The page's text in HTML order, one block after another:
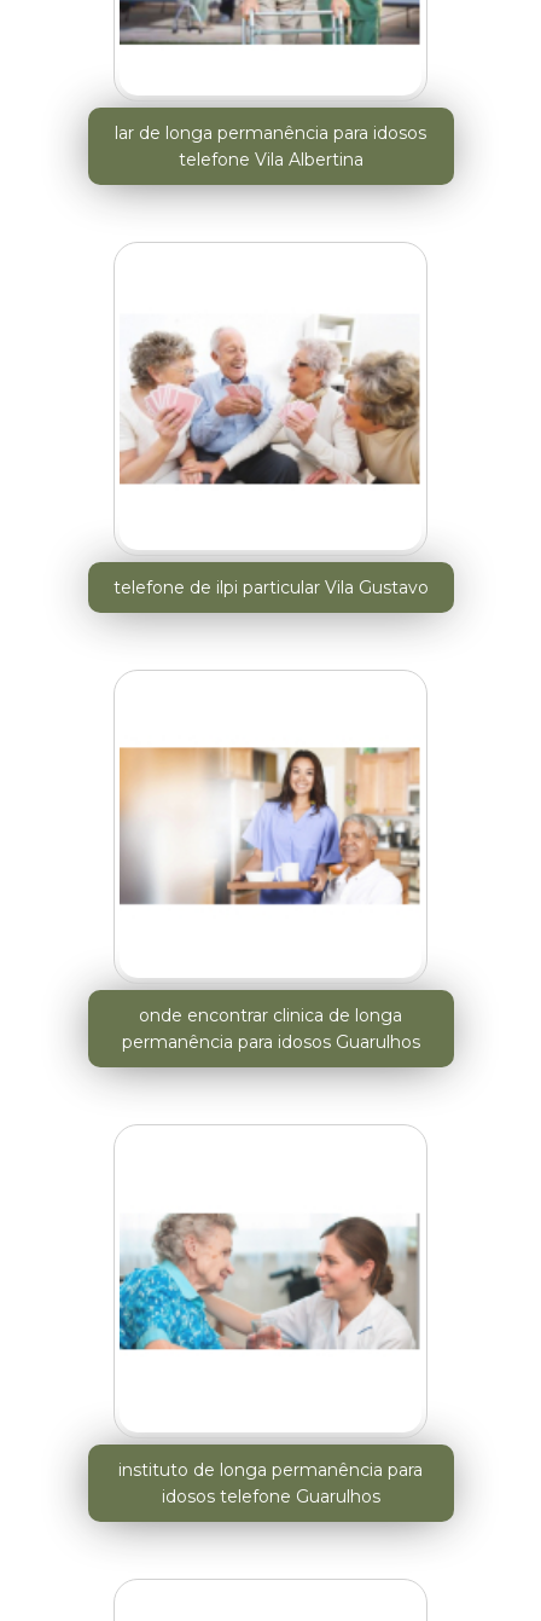
lar de longa permanência para idosos
telefone Vila Albertina
telefone de ilpi particular Vila Gustavo
onde encontrar clinica de longa
permanência para idosos Guarulhos
instituto de longa permanência para
idosos telefone Guarulhos